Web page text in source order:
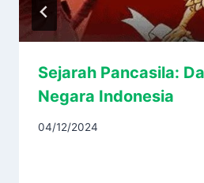
Sejarah Pancasila:
Negara Indonesia
04/12/2024